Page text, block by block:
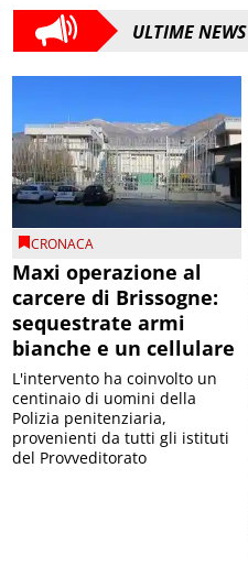
ULTIME NEWS
CRONACA
Maxi operazione al
carcere di Brissogne:
sequestrate armi
bianche e un cellulare
L'intervento ha coinvolto un
centinaio di uomini della
Polizia penitenziaria,
provenienti da tutti gli istituti
del Provveditorato